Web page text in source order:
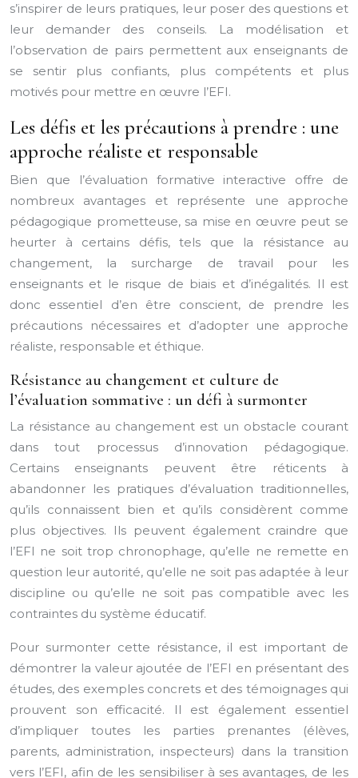
s’inspirer de leurs pratiques, leur poser des questions et
leur demander des conseils. La modélisation et
l’observation de pairs permettent aux enseignants de
se sentir plus confiants, plus compétents et plus
motivés pour mettre en œuvre l’EFI.
Les défis et les précautions à prendre : une
approche réaliste et responsable
Bien que l’évaluation formative interactive offre de
nombreux avantages et représente une approche
pédagogique prometteuse, sa mise en œuvre peut se
heurter à certains défis, tels que la résistance au
changement, la surcharge de travail pour les
enseignants et le risque de biais et d’inégalités. Il est
donc essentiel d’en être conscient, de prendre les
précautions nécessaires et d’adopter une approche
réaliste, responsable et éthique.
Résistance au changement et culture de
l’évaluation sommative : un défi à surmonter
La résistance au changement est un obstacle courant
dans tout processus d’innovation pédagogique.
Certains enseignants peuvent être réticents à
abandonner les pratiques d’évaluation traditionnelles,
qu’ils connaissent bien et qu’ils considèrent comme
plus objectives. Ils peuvent également craindre que
l’EFI ne soit trop chronophage, qu’elle ne remette en
question leur autorité, qu’elle ne soit pas adaptée à leur
discipline ou qu’elle ne soit pas compatible avec les
contraintes du système éducatif.
Pour surmonter cette résistance, il est important de
démontrer la valeur ajoutée de l’EFI en présentant des
études, des exemples concrets et des témoignages qui
prouvent son efficacité. Il est également essentiel
d’impliquer toutes les parties prenantes (élèves,
parents, administration, inspecteurs) dans la transition
vers l’EFI, afin de les sensibiliser à ses avantages, de les